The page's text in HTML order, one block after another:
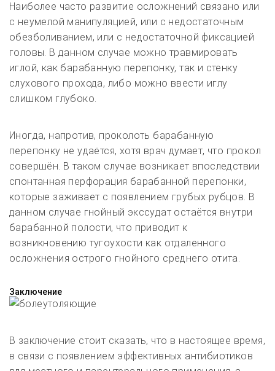
Наиболее часто развитие осложнений связано или
с неумелой манипуляцией, или с недостаточным
обезболиванием, или с недостаточной фиксацией
головы. В данном случае можно травмировать
иглой, как барабанную перепонку, так и стенку
слухового прохода, либо можно ввести иглу
слишком глубоко.
Иногда, напротив, проколоть барабанную
перепонку не удаётся, хотя врач думает, что прокол
совершён. В таком случае возникает впоследствии
спонтанная перфорация барабанной перепонки,
которые заживает с появлением грубых рубцов. В
данном случае гнойный экссудат остаётся внутри
барабанной полости, что приводит к
возникновению тугоухости как отдаленного
осложнения острого гнойного среднего отита.
Заключение
В заключение стоит сказать, что в настоящее время,
в связи с появлением эффективных антибиотиков